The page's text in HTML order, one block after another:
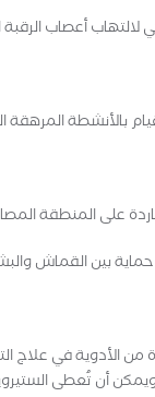
أعصاب الرقبة
بالأنشطة المرهقة
على المنطقة
بين القماش والبشرة،
الأدوية في علاج
ويمكن أن تُعطى